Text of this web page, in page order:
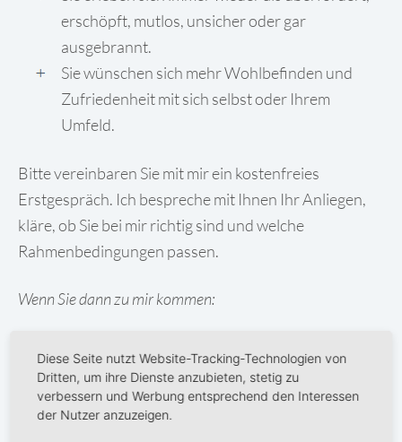
erschöpft, mutlos, unsicher oder gar
ausgebrannt.
Sie wünschen sich mehr Wohlbefinden und
Zufriedenheit mit sich selbst oder Ihrem
Umfeld.
Bitte vereinbaren Sie mit mir ein kostenfreies
Erstgespräch. Ich bespreche mit Ihnen Ihr Anliegen,
kläre, ob Sie bei mir richtig sind und welche
Rahmenbedingungen passen.
Wenn Sie dann zu mir kommen:
wird viel ausprobiert
wird genau beschrieben
wird intensiv gedacht und gefühlt
Diese Seite nutzt Website-Tracking-Technologien von
Dritten, um ihre Dienste anzubieten, stetig zu
verbessern und Werbung entsprechend den Interessen
der Nutzer anzuzeigen.